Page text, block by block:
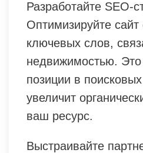
Разработайте SEO-
Оптимизируйте сайт
ключевых слов,
недвижимостью.
позиции в
увеличит
ваш ресурс.
Выстраивайте